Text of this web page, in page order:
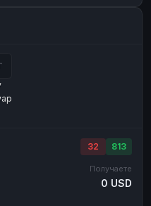
ЮMoney
RUB
RUB
32 813
Получаете
0 USD